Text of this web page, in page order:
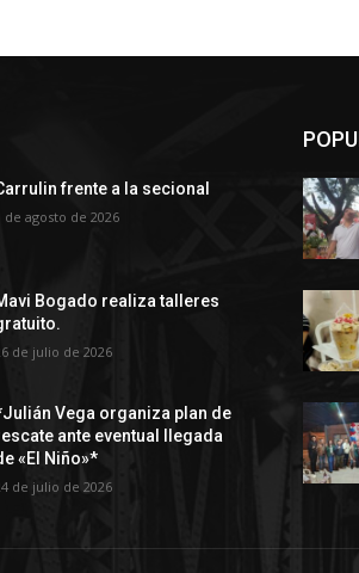
frente a la secional
de agosto de 2026
Bogado realiza talleres
de julio de 2026
Vega organiza plan de
ante eventual llegada
«El Niño»*
de julio de 2026